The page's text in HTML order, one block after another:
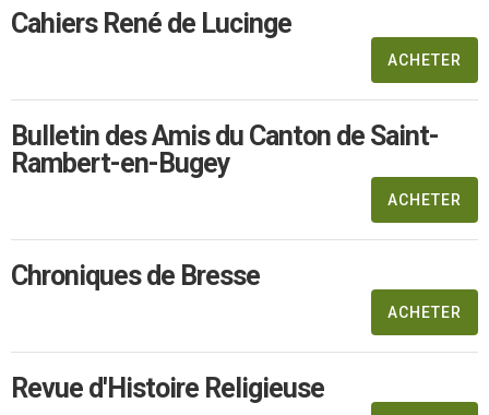
Cahiers René de Lucinge
ACHETER
Bulletin des Amis du Canton de Saint-
Rambert-en-Bugey
ACHETER
Chroniques de Bresse
ACHETER
Revue d'Histoire Religieuse